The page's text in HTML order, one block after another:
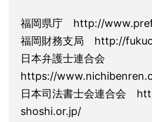
福岡県庁 http://
福岡財務支局 http://
日本弁護士連合会
https://
日本司法書士会連合会
shoshi.or.jp/